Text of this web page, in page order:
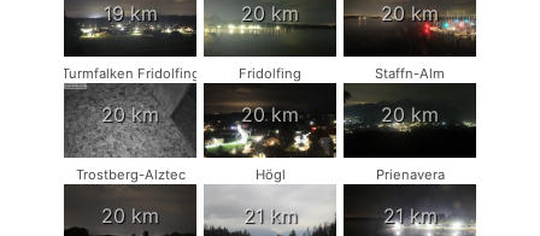
19 km 20 km 20 km
Turmfalken Fridolfing
20 km
Fridolfing
20 km
Staffn-Alm
20 km
Trostberg-Alztec
20 km
Högl
21 km
Prienavera
21 km